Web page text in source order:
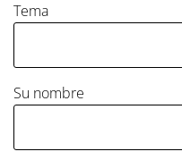
Tema
Su nombre